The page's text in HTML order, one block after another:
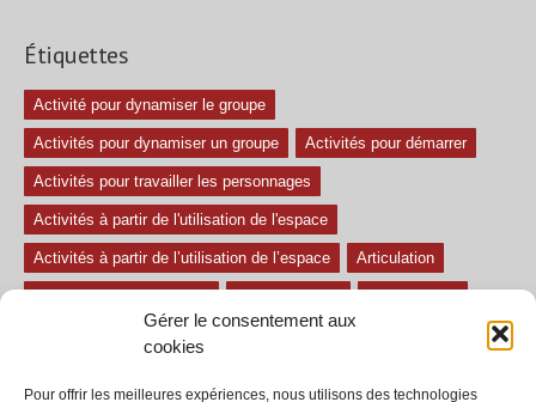
Gérer le consentement aux
cookies
Pour offrir les meilleures expériences, nous utilisons des technologies
Étiquettes
Activité pour dynamiser le groupe
Activités pour dynamiser un groupe Activités pour démarrer
Activités pour travailler les personnages
Activités à partir de l'utilisation de l'espace
Activités à partir de l’utilisation de l’espace Articulation
Exercices difficiles